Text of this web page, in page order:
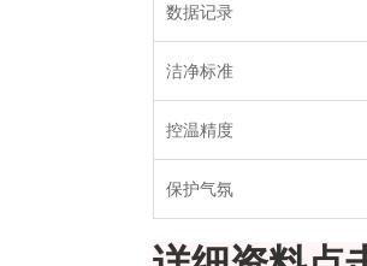
数据记录
洁净标准
控温精度
保护气氛